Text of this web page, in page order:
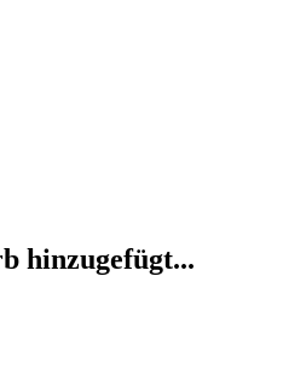
hinzugefügt...